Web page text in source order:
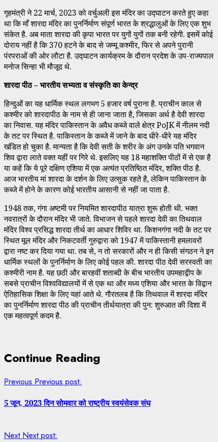
गृहमंत्री ने 22 मार्च, 2023 को वर्चुअली इस मंदिर का उद्घाटन करते हुए कहा
था कि माँ शारदा मंदिर का पुनर्निर्माण संपूर्ण भारत के श्रद्धालुओं के लिए एक शुभ
संकेत है. अब माता शारदा की कृपा भारत पर युगों युगों तक बनी रहेगी. इसमें कोई
दोराय नहीं है कि 370 हटने के बाद से जम्मू कश्मीर, फिर से अपने पुरानी
पंरपराओं की ओर लौटा है. उद्घाटन कार्यक्रम के दौरान प्रदेश के उप-राज्यपाल
मनोज सिन्हा भी मौजूद थे.
शारदा पीठ – भारतीय सभ्यता व संस्कृति का केन्द्र
हिन्दुओं का यह धार्मिक स्थल लगभग 5 हजार वर्ष पुराना है. प्राचीन काल से
कश्मीर को शारदापीठ के नाम से ही जाना जाता है, जिसका अर्थ है देवी शारदा
का निवास. यह मंदिर पाकिस्तान के अवैध कब्जे वाले क्षेत्र PoJK में नीलम नदी
के तट पर स्थित है. पाकिस्तान के कब्जे में जाने के बाद धीरे-धीरे यह मंदिर
खंडित हो चुका है. मान्यता है कि देवी सती के शरीर के अंग उनके पति भगवान
शिव द्वारा लाते वक्त यहीं पर गिरे थे. इसलिए यह 18 महाशक्ति पीठों में से एक है
या कहें कि ये पूरे दक्षिण एशिया में एक अत्यंत प्रतिष्ठित मंदिर, शक्ति पीठ है.
आज भारतीय मां शारदा के दर्शन के लिए उत्सुक रहते है, लेकिन पाकिस्तान के
कब्जे में होने के कारण कोई भारतीय आसानी से नहीं जा पाता है.
1948 तक, गंगा अष्टमी पर नियमित शारदापीठ यात्रा शुरू होती थी. भक्त
नवरात्रों के दौरान मंदिर भी जाते. विभाजन से पहले शारदा देवी का तिथवाल
मंदिर विश्व प्रसिद्ध शारदा तीर्थ का आधार शिविर था. किशनगंगा नदी के तट पर
स्थित मूल मंदिर और निकटवर्ती गुरुद्वारा को 1947 में पाकिस्तानी हमलावरों
द्वारा नष्ट कर दिया गया था. तब से, न तो सरकारों और न ही किसी संगठन ने इन
धार्मिक स्थलों के पुनर्निर्माण के लिए कोई पहल की. शारदा पीठ देवी सरस्वती का
कश्मीरी नाम है. यह छठी और बारहवीं शताब्दी के बीच भारतीय उपमहाद्वीप के
सबसे प्राचीन विश्वविद्यालयों में से एक था और मध्य एशिया और भारत के विद्वान
ऐतिहासिक शिक्षा के लिए यहां आते थे. गौरतलब है कि तिथवाल में शारदा मंदिर
का पुनर्निर्माण शारदा पीठ की प्राचीन तीर्थयात्रा की पुन: शुरुआत की दिशा में
एक महत्वपूर्ण कदम है.
Continue Reading
Previous Previous post:
5 जून, 2023 दिन सोमवार को राष्ट्रीय स्वयंसेवक संघ
Next Next post: